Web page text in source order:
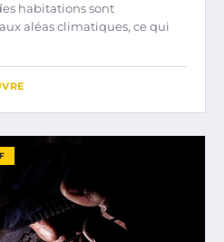
habitations sont
aléas climatiques, ce qui